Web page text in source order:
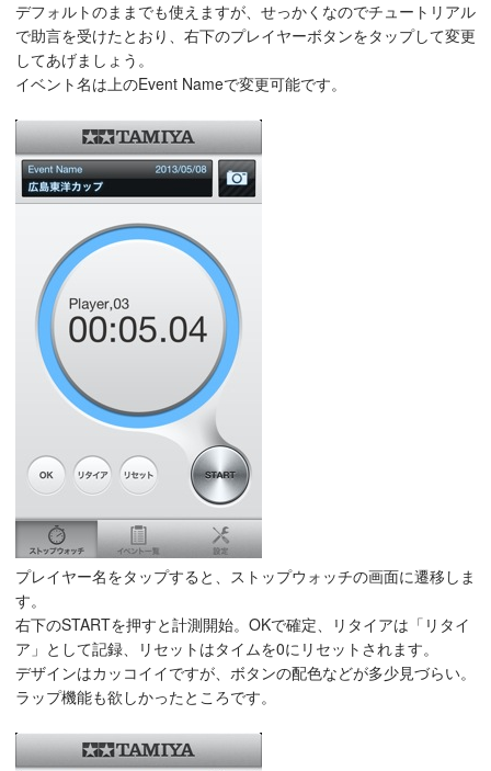
デフォルトのままでも使えますが、せっかくなのでチュートリアル
で助言を受けたとおり、右下のプレイヤーボタンをタップして変更
してあげましょう。
イベント名は上のEvent Nameで変更可能です。
プレイヤー名をタップすると、ストップウォッチの画面に遷移しま
す。
右下のSTARTを押すと計測開始。OKで確定、リタイアは「リタイ
ア」として記録、リセットはタイムを0にリセットされます。
デザインはカッコイイですが、ボタンの配色などが多少見づらい。
ラップ機能も欲しかったところです。